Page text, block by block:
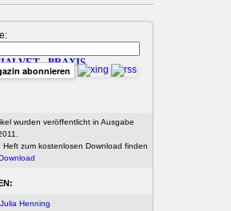
abonnieren
PRAXIS
wurden veröffentlicht in Ausgabe
Heft zum kostenlosen Download finden
Henning